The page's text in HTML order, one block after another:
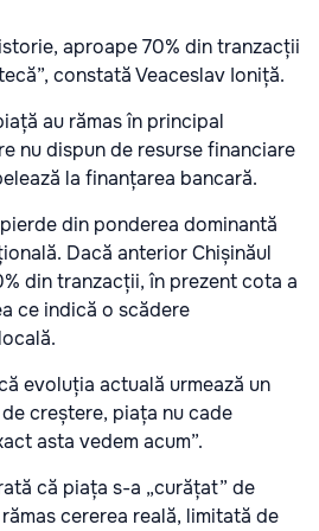
aproape 70% din tranzacții
constată Veaceslav Ioniță.
au rămas în principal
nu dispun de resurse financiare
la finanțarea bancară.
din ponderea dominantă
Dacă anterior Chișinăul
din tranzacții, în prezent cota a
ce indică o scădere
evoluția actuală urmează un
creștere, piața nu cade
asta vedem acum”.
că piața s-a „curățat” de
cererea reală, limitată de